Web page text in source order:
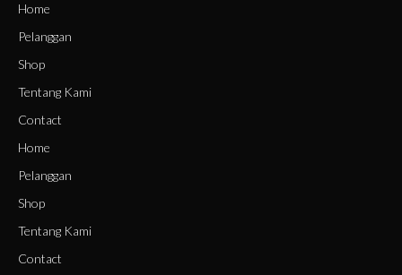
Home
Pelanggan
Shop
Tentang Kami
Contact
Home
Pelanggan
Shop
Tentang Kami
Contact